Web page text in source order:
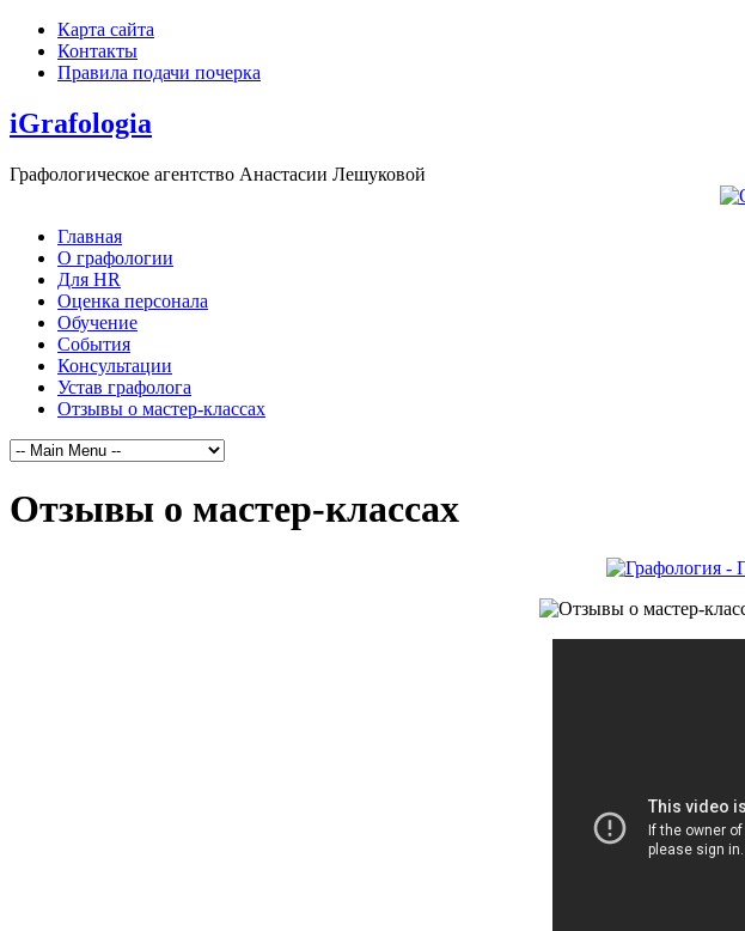
Карта сайта
Контакты
Правила подачи почерка
iGrafologia
Графологическое агентство Анастасии Лешуковой
Главная
О графологии
Для HR
Оценка персонала
Обучение
События
Консультации
Устав графолога
Отзывы о мастер-классах
Отзывы о мастер-классах